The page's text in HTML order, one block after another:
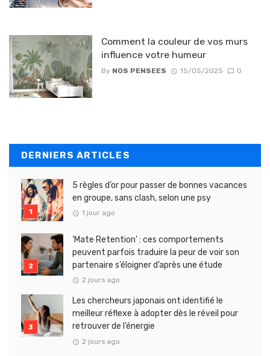
Comment la couleur de vos murs
influence votre humeur
By NOS PENSEES 15/05/2025 0
DERNIERS ARTICLES
5 règles d’or pour passer de bonnes vacances
en groupe, sans clash, selon une psy
1 jour ago
‘Mate Retention’ : ces comportements
peuvent parfois traduire la peur de voir son
partenaire s’éloigner d’après une étude
2 jours ago
Les chercheurs japonais ont identifié le
meilleur réflexe à adopter dès le réveil pour
retrouver de l’énergie
2 jours ago